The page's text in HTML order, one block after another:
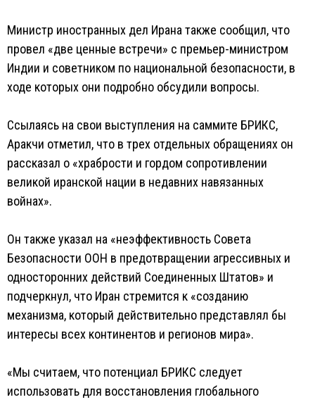
Министр иностранных дел Ирана также сообщил, что
провел «две ценные встречи» с премьер-министром
Индии и советником по национальной безопасности, в
ходе которых они подробно обсудили вопросы.
Ссылаясь на свои выступления на саммите БРИКС,
Аракчи отметил, что в трех отдельных обращениях он
рассказал о «храбрости и гордом сопротивлении
великой иранской нации в недавних навязанных
войнах».
Он также указал на «неэффективность Совета
Безопасности ООН в предотвращении агрессивных и
односторонних действий Соединенных Штатов» и
подчеркнул, что Иран стремится к «созданию
механизма, который действительно представлял бы
интересы всех континентов и регионов мира».
«Мы считаем, что потенциал БРИКС следует
использовать для восстановления глобального